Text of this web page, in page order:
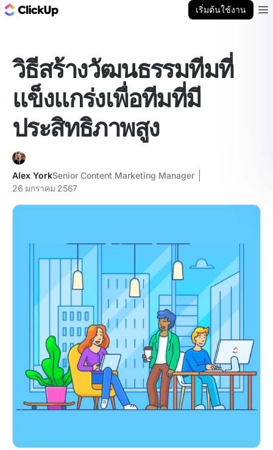
เริ่มต้นใช้งาน
วิธีสร้างวัฒนธรรมทีมที่
แข็งแกร่งเพื่อทีมที่มี
ประสิทธิภาพสูง
Alex YorkSenior Content Marketing Manager
26 มกราคม 2567